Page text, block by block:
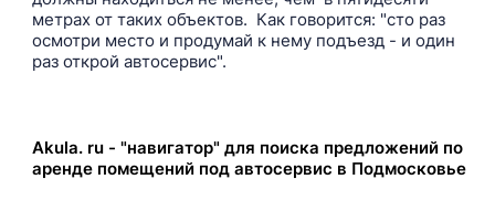
метрах от таких объектов. Как говорится: "сто раз
осмотри место и продумай к нему подъезд - и один
раз открой автосервис".
Akula. ru - "навигатор" для поиска предложений по
аренде помещений под автосервис в Подмосковье